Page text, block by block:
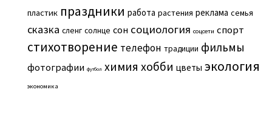
пластик праздники работа растения реклама семья
сказка сленг солнце сон социология соцсети спорт
стихотворение телефон традиции фильмы
фотографии футбол химия хобби цветы экология
экономика